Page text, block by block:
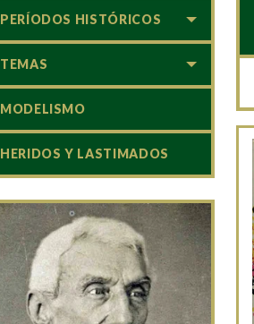
PERÍODOS HISTÓRICOS
TEMAS
MODELISMO
HERIDOS Y LASTIMADOS